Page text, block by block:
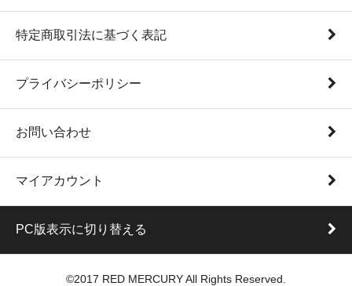
特定商取引法に基づく表記
プライバシーポリシー
お問い合わせ
マイアカウント
PC版表示に切り替える
©2017 RED MERCURY All Rights Reserved.